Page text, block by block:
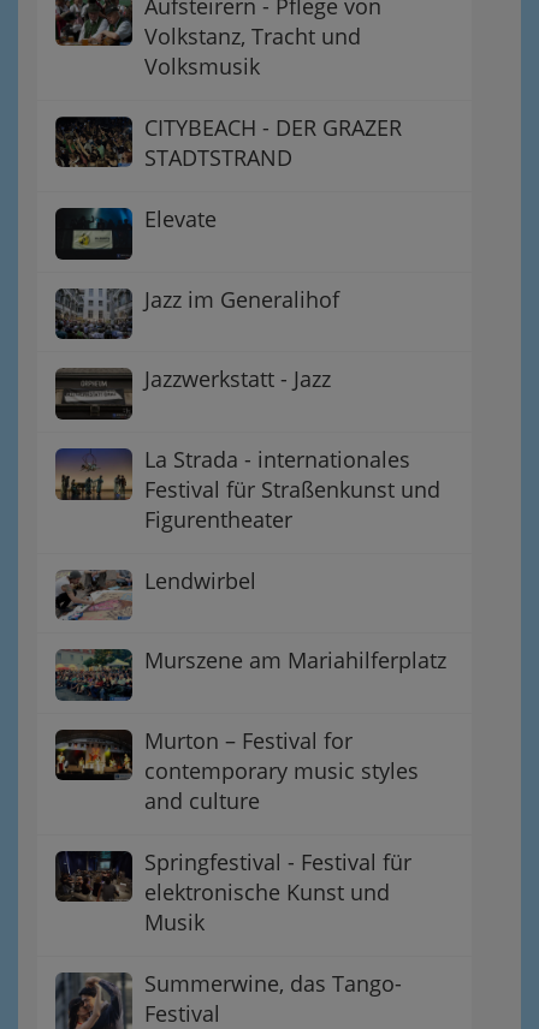
Volkstanz, Tracht und
Volksmusik
CITYBEACH - DER GRAZER
STADTSTRAND
Elevate
Jazz im Generalihof
Jazzwerkstatt - Jazz
La Strada - internationales
Festival für Straßenkunst und
Figurentheater
Lendwirbel
Murszene am Mariahilferplatz
Murton – Festival for
contemporary music styles
and culture
Springfestival - Festival für
elektronische Kunst und
Musik
Summerwine, das Tango-
Festival